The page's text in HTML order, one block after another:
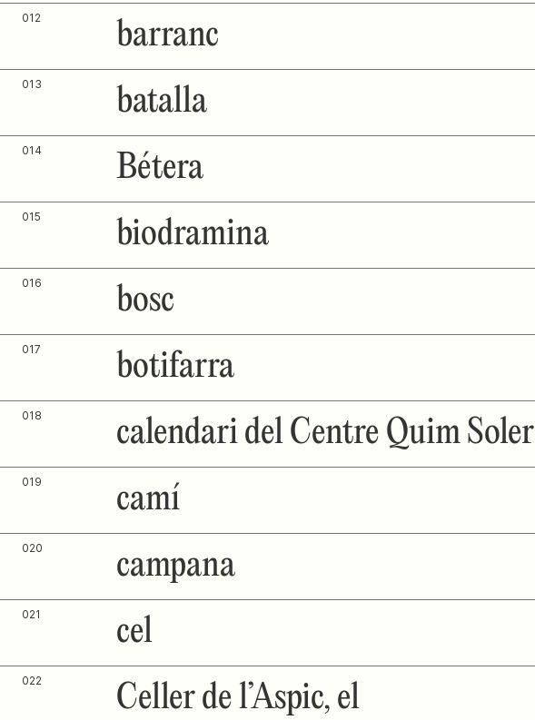
012 barranc
013 batalla
014 Bétera
015 biodramina
016 bosc
017 botifarra
018 calendari del Centre Quim Soler
019 camí
020 campana
021 cel
022 Celler de l’Aspic, el